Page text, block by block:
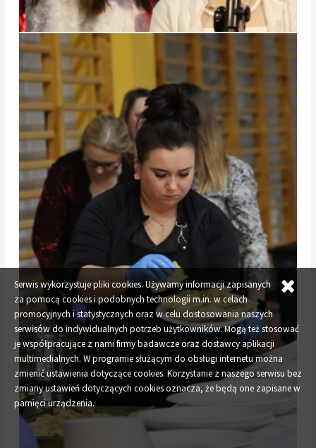
Serwis wykorzystuje pliki cookies. Używamy informacji zapisanych
za pomocą cookies i podobnych technologii m.in. w celach
promocyjnych i statystycznych oraz w celu dostosowania naszych
serwisów do indywidualnych potrzeb użytkowników. Mogą też stosować
je współpracujące z nami firmy badawcze oraz dostawcy aplikacji
multimedialnych. W programie służącym do obsługi internetu można
zmienić ustawienia dotyczące cookies. Korzystanie z naszego serwisu bez
zmiany ustawień dotyczących cookies oznacza, że będą one zapisane w
pamięci urządzenia.